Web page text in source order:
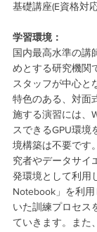
基礎講座(E資格対
学習環境：
国内最高水準の講
めとする研究機関
スタッフが中心と
特色のある、対面
施する演習には、
スできるGPU環境
境構築は不要です
究者やデータサイ
発環境として利用
Notebook」を利
いた訓練プロセス
ていきます。また